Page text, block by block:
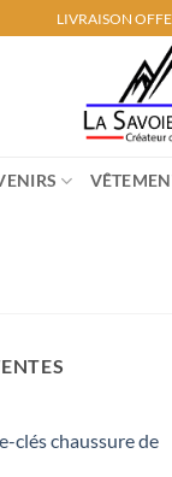
LIVRAISON
clés chaussure de